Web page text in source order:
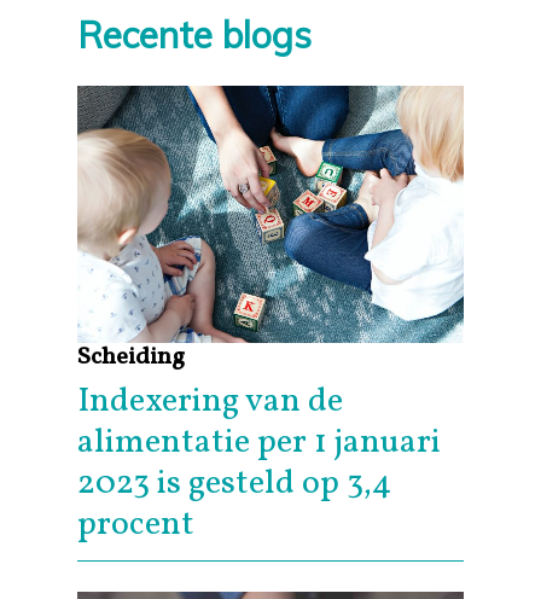
Recente blogs
Scheiding
Indexering van de
alimentatie per 1 januari
2023 is gesteld op 3,4
procent